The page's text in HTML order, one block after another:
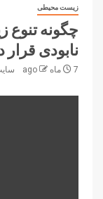
زیست محیطی
چگونه تنوع
نابودی قرار
7 ماه ago